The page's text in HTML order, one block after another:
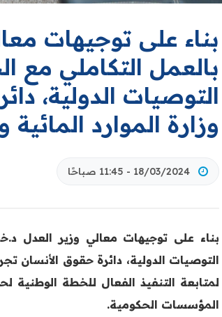
بناء على توجيهات
بالعمل التكاملي مع
التوصيات الدولية،
وزارة الموارد
18/03/2024 - 11:45 صباحًا
بناء على توجيهات معالي وزير العدل
التوصيات الدولية، دائرة حقوق الأنسان
لمتابعة التنفيذ الفعال للخطة الوطنية
المؤسسات الحكومية.